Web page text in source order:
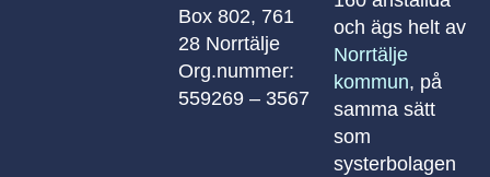
Box 802, 761
28 Norrtälje
Org.nummer:
559269 – 3567
och ägs helt av
Norrtälje
kommun, på
samma sätt
som
systerbolagen